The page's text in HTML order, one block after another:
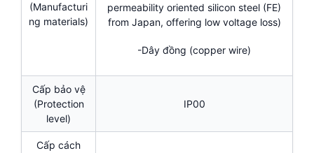
(Manufacturi
ng materials)
permeability oriented silicon steel (FE)
from Japan, offering low voltage loss)
-Dây đồng (copper wire)
Cấp bảo vệ
(Protection
level)
IP00
Cấp cách